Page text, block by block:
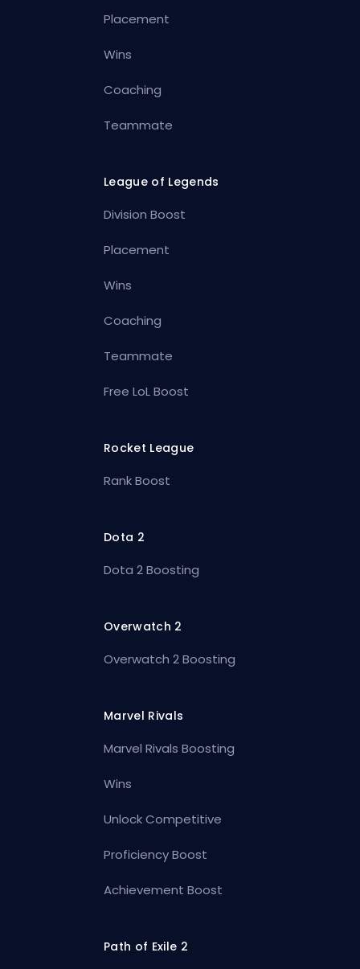
Placement
Wins
Coaching
Teammate
League of Legends
Division Boost
Placement
Wins
Coaching
Teammate
Free LoL Boost
Rocket League
Rank Boost
Dota 2
Dota 2 Boosting
Overwatch 2
Overwatch 2 Boosting
Marvel Rivals
Marvel Rivals Boosting
Wins
Unlock Competitive
Proficiency Boost
Achievement Boost
Path of Exile 2